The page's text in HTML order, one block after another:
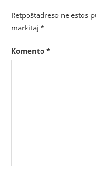
Retpoŝtadreso ne estos
markitaj *
Komento *